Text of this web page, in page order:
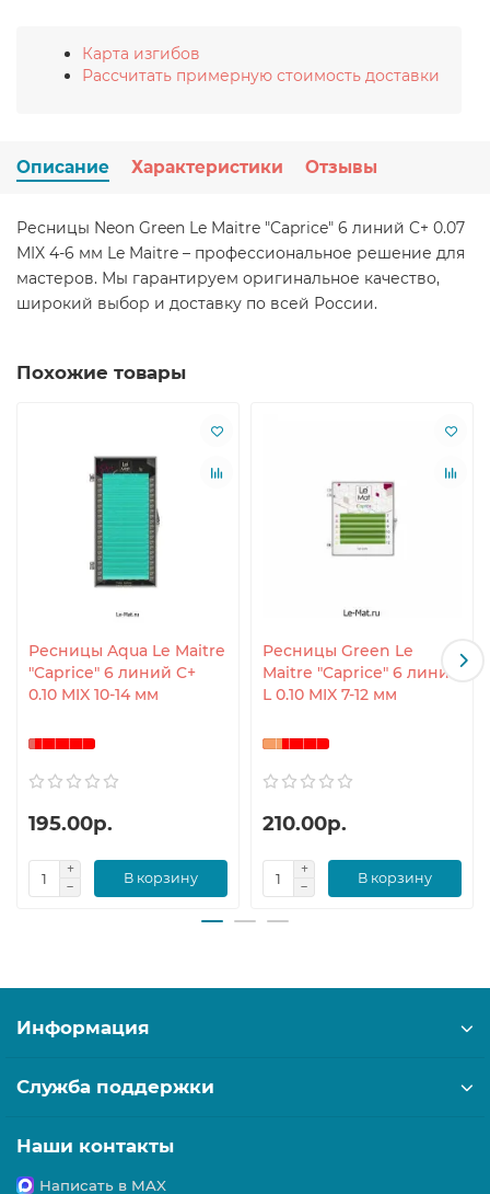
Карта изгибов
Рассчитать примерную стоимость доставки
Описание Характеристики Отзывы
Ресницы Neon Green Le Maitre "Caprice" 6 линий C+ 0.07
MIX 4-6 мм Le Maitre – профессиональное решение для
мастеров. Мы гарантируем оригинальное качество,
широкий выбор и доставку по всей России.
Похожие товары
Ресницы Aqua Le Maitre
"Caprice" 6 линий C+
0.10 MIX 10-14 мм
195.00р.
В корзину
Ресницы Green Le
Maitre "Caprice" 6 линий
L 0.10 MIX 7-12 мм
210.00р.
В корзину
Информация
Служба поддержки
Наши контакты
Написать в MAX